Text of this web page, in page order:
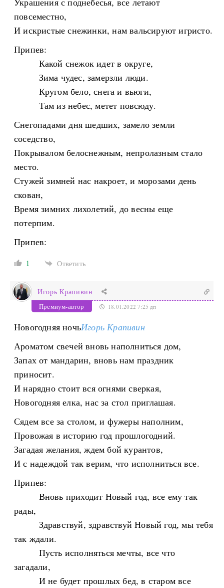
повсеместно,
И искристые снежинки, нам вальсируют игристо.
Припев:
Какой снежок идет в округе,
Зима чудес, замерзли люди.
Кругом бело, снега и вьюги,
Там из небес, метет повсюду.
Снегопадами дня шедших, замело земли
соседство,
Покрывалом белоснежным, непролазным стало
место.
Стужей зимней нас накроет, и морозами день
скован,
Время зимних лихолетий, до весны еще
потерпим.
Припев:
1 Ответить
Игорь Крапивин
Премиум-автор 18.01.2022 7:25 дп
Новогодняя ночьИгорь Крапивин
Ароматом свечей вновь наполниться дом,
Запах от мандарин, вновь нам праздник
приносит.
И нарядно стоит вся огнями сверкая,
Новогодняя елка, нас за стол приглашая.
Сядем все за столом, и фужеры наполним,
Провожая в историю год прошлогодний.
Загадая желания, ждем бой курантов,
И с надеждой так верим, что исполниться все.
Припев:
Вновь приходит Новый год, все ему так
рады,
Здравствуй, здравствуй Новый год, мы тебя
так ждали.
Пусть исполняться мечты, все что
загадали,
И не будет прошлых бед, в старом все